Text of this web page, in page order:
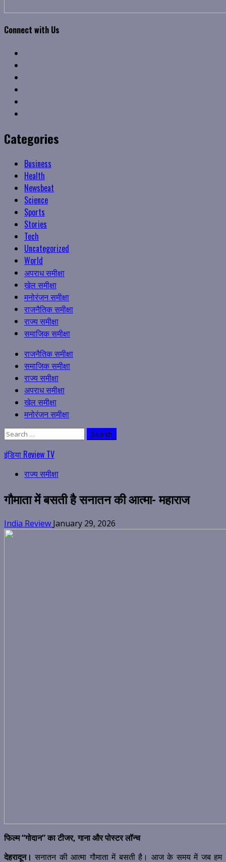
Connect with Us
Categories
Business
Health
Newsbeat
Science
Sports
Stories
Tech
Uncategorized
World
अपराध समीक्षा
खेल समीक्षा
मनोरंजन समीक्षा
राजनैतिक समीक्षा
राज्य समीक्षा
समाजिक समीक्षा
Primary
Menu
राजनैतिक समीक्षा
समाजिक समीक्षा
राज्य समीक्षा
अपराध समीक्षा
खेल समीक्षा
मनोरंजन समीक्षा
Search
इंडिया Review TV
राज्य समीक्षा
गौमाता में बसती है सनातन की आत्मा- महाराज
India Review January 29, 2026
फिल्म “गोदान” का टीजर, गाना और पोस्टर लॉन्च
देहरादून। सनातन की आत्मा गौमाता में बसती है। आज के समय में जब हम